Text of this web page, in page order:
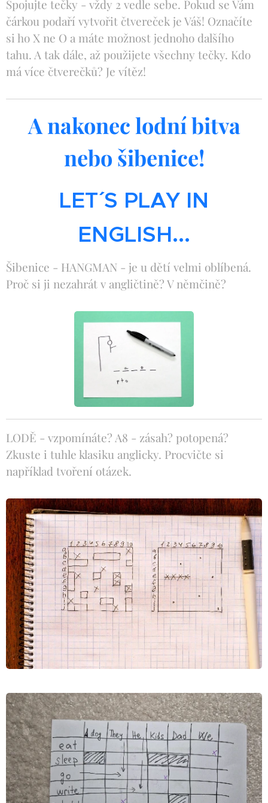
Spojujte tečky - vždy 2 vedle sebe. Pokud se Vám
čárkou podaří vytvořit čtvereček je Váš! Označíte
si ho X ne O a máte možnost jednoho dalšího
tahu. A tak dále, až použijete všechny tečky. Kdo
má více čtverečků? Je vítěz!
A nakonec lodní bitva
nebo šibenice!
LET´´ S PLAY IN
ENGLISH...
Šibenice - HANGMAN - je u dětí velmi oblíbená.
Proč si ji nezahrát v angličtině? V němčině?
LODĚ - vzpomínáte? A8 - zásah? potopená?
Zkuste i tuhle klasiku anglicky. Procvičte si
například tvoření otázek.